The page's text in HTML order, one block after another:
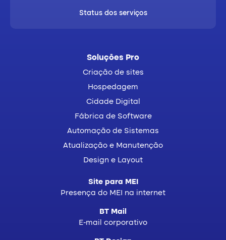
Status dos serviços
Soluções Pro
Criação de sites
Hospedagem
Cidade Digital
Fábrica de Software
Automação de Sistemas
Atualização e Manutenção
Design e Layout
Site para MEI
Presença do MEI na internet
BT Mail
E-mail corporativo